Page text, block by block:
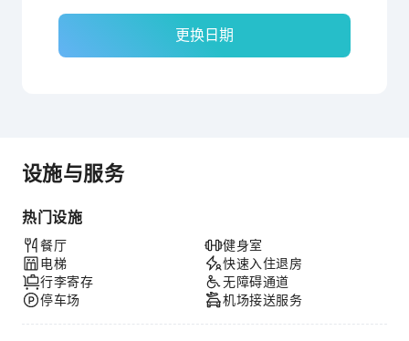
更换日期
设施与服务
热门设施
餐厅
电梯
行李寄存
停车场
健身室
快速入住退房
无障碍通道
机场接送服务